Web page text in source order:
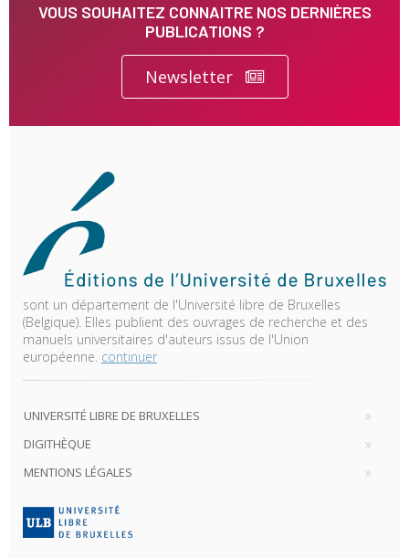
VOUS SOUHAITEZ CONNAITRE NOS DERNIÈRES
PUBLICATIONS ?
Newsletter
sont un département de l'Université libre de Bruxelles
(Belgique). Elles publient des ouvrages de recherche et des
manuels universitaires d'auteurs issus de l'Union
européenne. continuer
UNIVERSITÉ LIBRE DE BRUXELLES
DIGITHÈQUE
MENTIONS LÉGALES